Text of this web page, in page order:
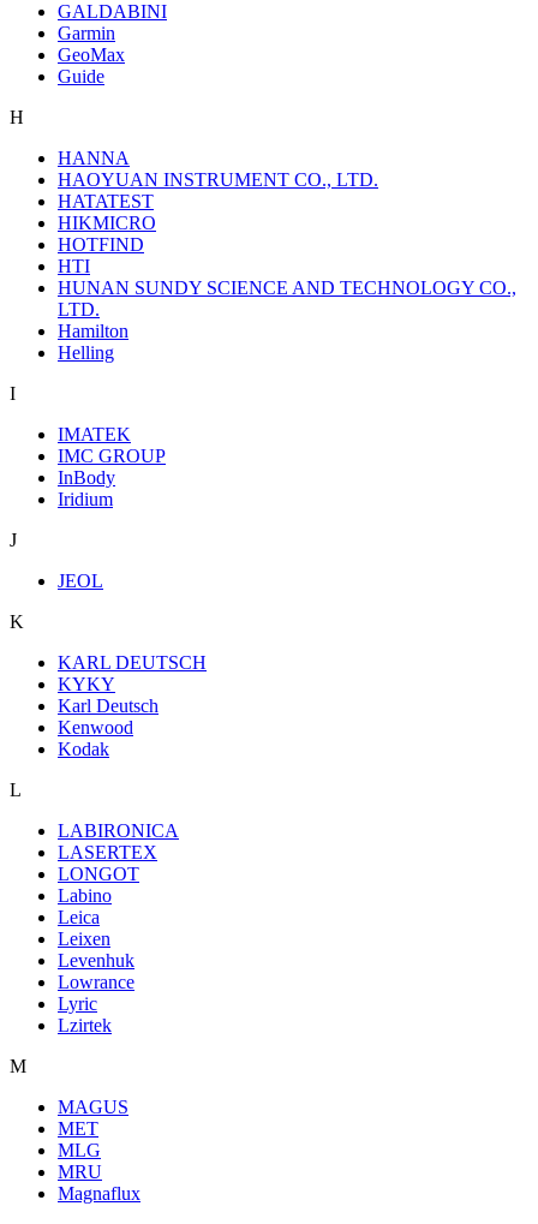
GALDABINI
Garmin
GeoMax
Guide
H
HANNA
HAOYUAN INSTRUMENT CO., LTD.
HATATEST
HIKMICRO
HOTFIND
HTI
HUNAN SUNDY SCIENCE AND TECHNOLOGY CO.,
LTD.
Hamilton
Helling
I
IMATEK
IMC GROUP
InBody
Iridium
J
JEOL
K
KARL DEUTSCH
KYKY
Karl Deutsch
Kenwood
Kodak
L
LABIRONICA
LASERTEX
LONGOT
Labino
Leica
Leixen
Levenhuk
Lowrance
Lyric
Lzirtek
M
MAGUS
MET
MLG
MRU
Magnaflux